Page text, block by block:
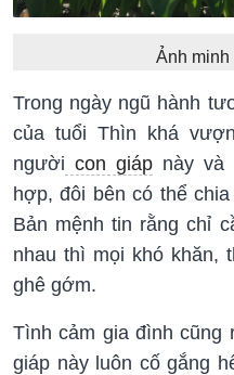
Ảnh minh
Trong ngày ngũ hành
của tuổi Thìn khá
người con giáp này và
hợp, đôi bên có thể
Bản mệnh tin rằng chỉ
nhau thì mọi khó khăn,
ghê gớm.
Tình cảm gia đình cũng
giáp này luôn cố gắng